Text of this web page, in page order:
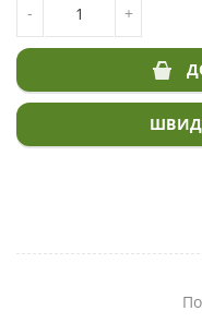
-
ГРАНСТАР +